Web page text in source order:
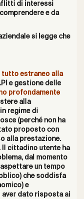
di interessi
e da
si legge che
tutto estraneo alla
e gestione delle
profondamente
alla
regime di
(perché non ha
proposto con
alla prestazione.
. Il cittadino utente ha
dal momento
un tempo
che soddisfa
e
aver dato risposta ai